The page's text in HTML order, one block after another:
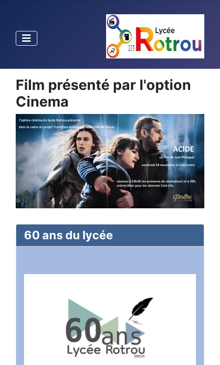
Film présenté par l'option
Cinema
60 ans du lycée